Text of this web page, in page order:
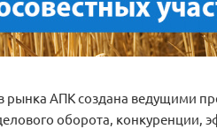
рынка АПК создана ведущими
оборота, конкуренции,